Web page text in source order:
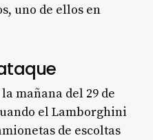
uno de ellos en
mañana del 29 de
el Lamborghini
de escoltas